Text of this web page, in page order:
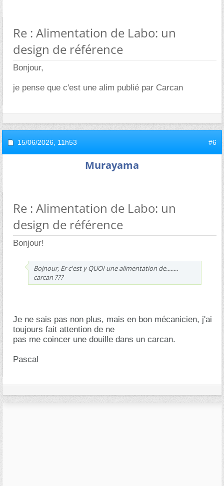
Re : Alimentation de Labo: un
design de référence
Bonjour,
je pense que c'est une alim publié par Carcan
15/06/2026, 11h53 #6
Murayama
Re : Alimentation de Labo: un
design de référence
Bonjour!
Bojnour, Er c'est y QUOI une alimentation de........
carcan ???
Je ne sais pas non plus, mais en bon mécanicien, j'ai
toujours fait attention de ne
pas me coincer une douille dans un carcan.
Pascal